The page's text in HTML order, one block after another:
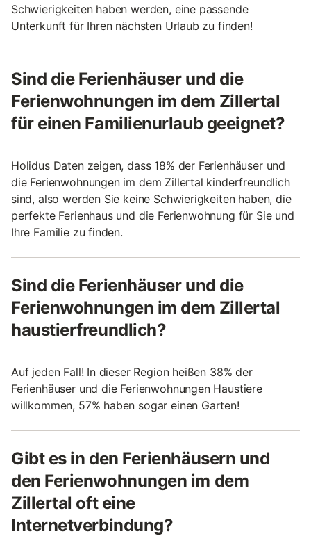
Schwierigkeiten haben werden, eine passende
Unterkunft für Ihren nächsten Urlaub zu finden!
Sind die Ferienhäuser und die
Ferienwohnungen im dem Zillertal
für einen Familienurlaub geeignet?
Holidus Daten zeigen, dass 18% der Ferienhäuser und
die Ferienwohnungen im dem Zillertal kinderfreundlich
sind, also werden Sie keine Schwierigkeiten haben, die
perfekte Ferienhaus und die Ferienwohnung für Sie und
Ihre Familie zu finden.
Sind die Ferienhäuser und die
Ferienwohnungen im dem Zillertal
haustierfreundlich?
Auf jeden Fall! In dieser Region heißen 38% der
Ferienhäuser und die Ferienwohnungen Haustiere
willkommen, 57% haben sogar einen Garten!
Gibt es in den Ferienhäusern und
den Ferienwohnungen im dem
Zillertal oft eine
Internetverbindung?